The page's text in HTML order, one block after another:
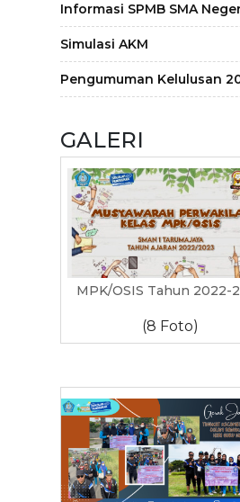
Informasi SPMB SMA
Simulasi AKM
Pengumuman Kelulusan
GALERI
MPK/OSIS Tahun 2022-
(8 Foto)